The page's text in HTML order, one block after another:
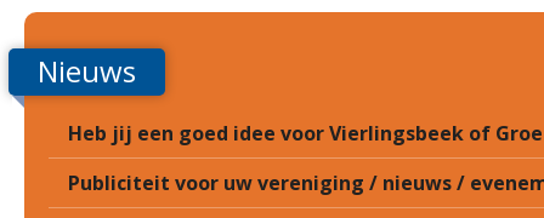
Nieuws
Heb jij een goed idee voor Vierlingsbeek of
Publiciteit voor uw vereniging / nieuws /